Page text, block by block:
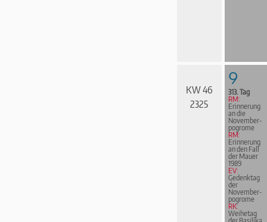
KW 46
2325
9
313. Tag
RM:
Erinnerung
an die
November­
pogrome
RM:
Erinnerung
an den Fall
der Mauer
1989
EV:
Gedenktag
der
November­
pogrome
RK:
Weihetag